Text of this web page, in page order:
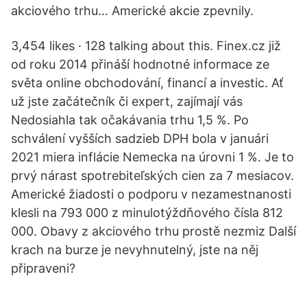
akciového trhu… Americké akcie zpevnily.
3,454 likes · 128 talking about this. Finex.cz již
od roku 2014 přináší hodnotné informace ze
světa online obchodování, financí a investic. Ať
už jste začátečník či expert, zajímají vás
Nedosiahla tak očakávania trhu 1,5 %. Po
schválení vyšších sadzieb DPH bola v januári
2021 miera inflácie Nemecka na úrovni 1 %. Je to
prvý nárast spotrebiteľských cien za 7 mesiacov.
Americké žiadosti o podporu v nezamestnanosti
klesli na 793 000 z minulotýždňového čísla 812
000. Obavy z akciového trhu prostě nezmiz Další
krach na burze je nevyhnutelný, jste na něj
připraveni?